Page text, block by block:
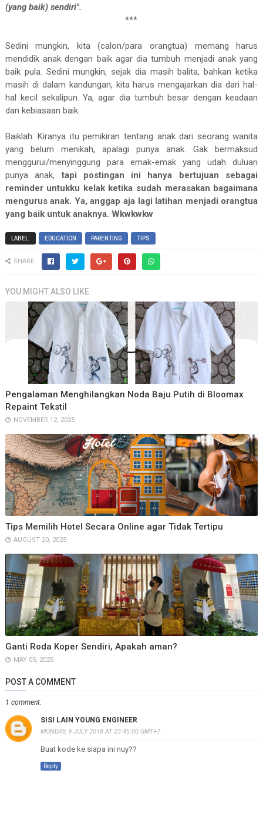
(yang baik) sendiri".
***
Sedini mungkin, kita (calon/para orangtua) memang harus
mendidik anak dengan baik agar dia tumbuh menjadi anak yang
baik pula. Sedini mungkin, sejak dia masih balita, bahkan ketika
masih di dalam kandungan, kita harus mengajarkan dia dari hal-
hal kecil sekalipun. Ya, agar dia tumbuh besar dengan keadaan
dan kebiasaan baik.
Baiklah. Kiranya itu pemikiran tentang anak dari seorang wanita
yang belum menikah, apalagi punya anak. Gak bermaksud
menggurui/menyinggung para emak-emak yang udah duluan
punya anak, tapi postingan ini hanya bertujuan sebagai
reminder untukku kelak ketika sudah merasakan bagaimana
mengurus anak. Ya, anggap aja lagi latihan menjadi orangtua
yang baik untuk anaknya. Wkwkwkw
LABEL: EDUCATION PARENTING TIPS
SHARE:
YOU MIGHT ALSO LIKE
Pengalaman Menghilangkan Noda Baju Putih di Bloomax
Repaint Tekstil
NOVEMBER 12, 2025
Tips Memilih Hotel Secara Online agar Tidak Tertipu
AUGUST 20, 2025
Ganti Roda Koper Sendiri, Apakah aman?
MAY 05, 2025
POST A COMMENT
1 comment:
SISI LAIN YOUNG ENGINEER
MONDAY, 9 JULY 2018 AT 23:45:00 GMT+7
Buat kode ke siapa ini nuy??
Reply